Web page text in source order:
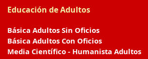
Educación de Adultos
Básica Adultos Sin Oficios
Básica Adultos Con Oficios
Media Científico - Humanista Adultos